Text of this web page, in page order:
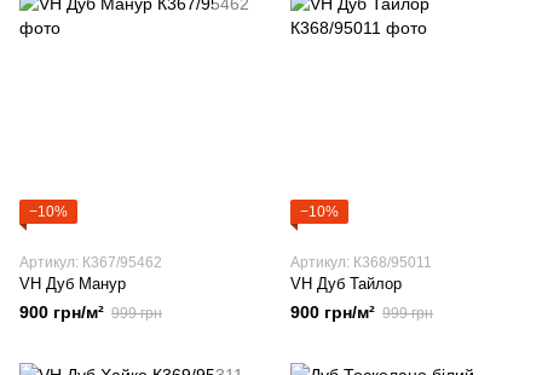
−10%
Артикул: К367/95462
VH Дуб Манур
900 грн/м² 999 грн
−10%
Артикул: К368/95011
VH Дуб Тайлор
900 грн/м² 999 грн